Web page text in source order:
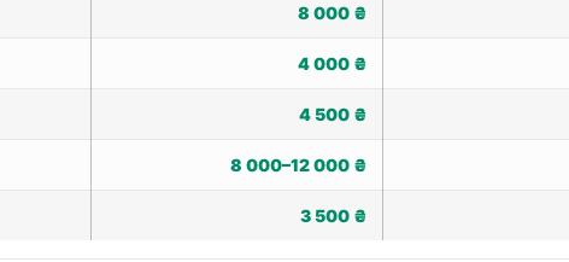
8 000 ₴
4 000 ₴
4 500 ₴
8 000–12 000 ₴
3 500 ₴